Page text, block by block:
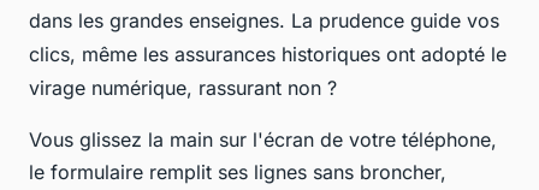
dans les grandes enseignes. La prudence guide vos
clics, même les assurances historiques ont adopté le
virage numérique, rassurant non ?
Vous glissez la main sur l'écran de votre téléphone,
le formulaire remplit ses lignes sans broncher,